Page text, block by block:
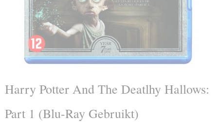
Harry Potter And The Deatlhy Hallows:
Part 1 (Blu-Ray Gebruikt)